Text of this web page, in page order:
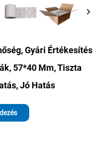
Gyári Értékesítés
57*40 Mm, Tiszta
Jó Hatás